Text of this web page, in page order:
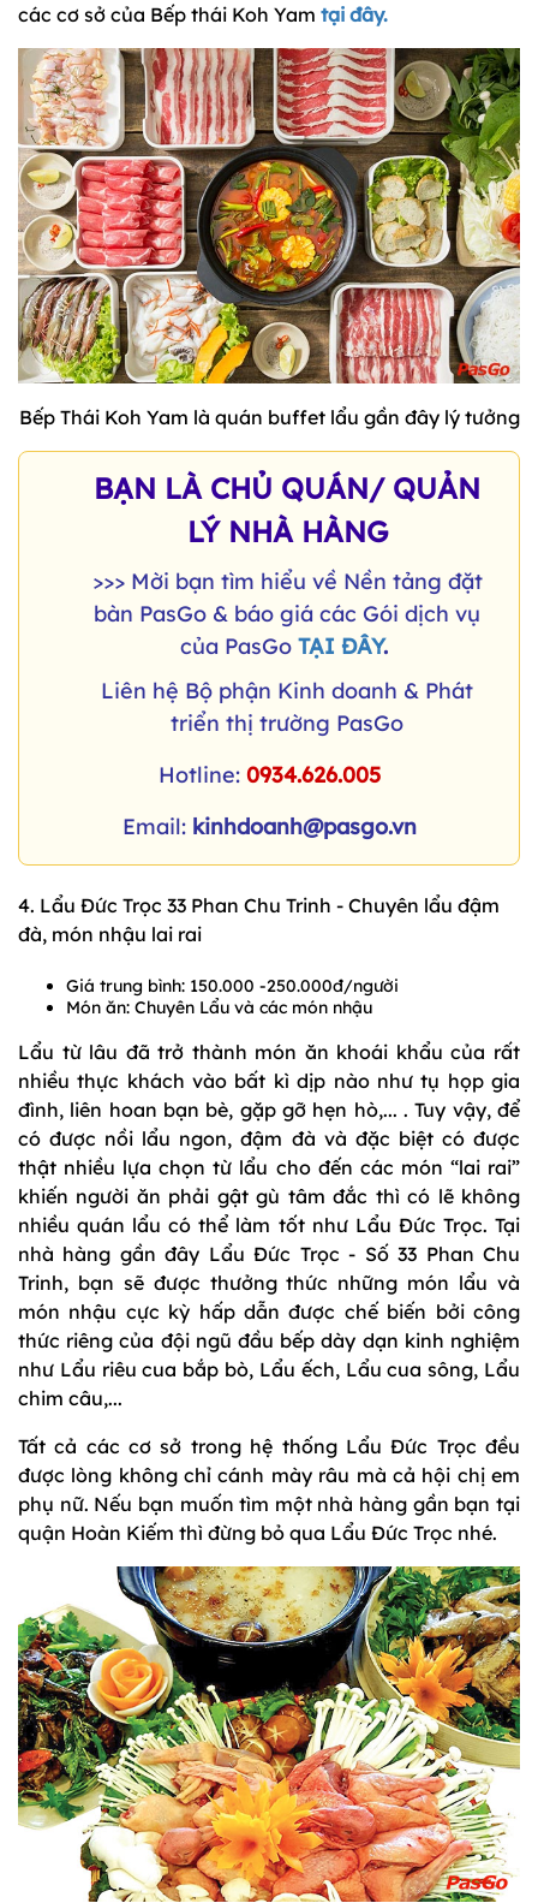
các cơ sở của Bếp thái Koh Yam tại đây.
Bếp Thái Koh Yam là quán buffet lẩu gần đây lý tưởng
BẠN LÀ CHỦ QUÁN/ QUẢN
LÝ NHÀ HÀNG
>>> Mời bạn tìm hiểu về Nền tảng đặt
bàn PasGo & báo giá các Gói dịch vụ
của PasGo TẠI ĐÂY.
Liên hệ Bộ phận Kinh doanh & Phát
triển thị trường PasGo
Hotline: 0934.626.005
Email: kinhdoanh@pasgo.vn
4. Lẩu Đức Trọc 33 Phan Chu Trinh - Chuyên lẩu đậm
đà, món nhậu lai rai
Giá trung bình: 150.000 -250.000đ/người
Món ăn: Chuyên Lẩu và các món nhậu
Lẩu từ lâu đã trở thành món ăn khoái khẩu của rất
nhiều thực khách vào bất kì dịp nào như tụ họp gia
đình, liên hoan bạn bè, gặp gỡ hẹn hò,... . Tuy vậy, để
có được nồi lẩu ngon, đậm đà và đặc biệt có được
thật nhiều lựa chọn từ lẩu cho đến các món “lai rai”
khiến người ăn phải gật gù tâm đắc thì có lẽ không
nhiều quán lẩu có thể làm tốt như Lẩu Đức Trọc. Tại
nhà hàng gần đây Lẩu Đức Trọc - Số 33 Phan Chu
Trinh, bạn sẽ được thưởng thức những món lẩu và
món nhậu cực kỳ hấp dẫn được chế biến bởi công
thức riêng của đội ngũ đầu bếp dày dạn kinh nghiệm
như Lẩu riêu cua bắp bò, Lẩu ếch, Lẩu cua sông, Lẩu
chim câu,...
Tất cả các cơ sở trong hệ thống Lẩu Đức Trọc đều
được lòng không chỉ cánh mày râu mà cả hội chị em
phụ nữ. Nếu bạn muốn tìm một nhà hàng gần bạn tại
quận Hoàn Kiếm thì đừng bỏ qua Lẩu Đức Trọc nhé.